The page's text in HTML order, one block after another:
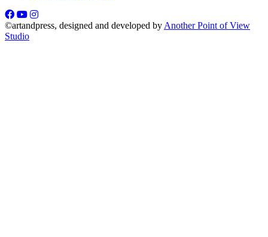
©artandpress, designed and developed by Another Point of View
Studio